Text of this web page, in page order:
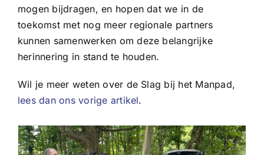
mogen bijdragen, en hopen dat we in de
toekomst met nog meer regionale partners
kunnen samenwerken om deze belangrijke
herinnering in stand te houden.
Wil je meer weten over de Slag bij het Manpad,
lees dan ons vorige artikel.